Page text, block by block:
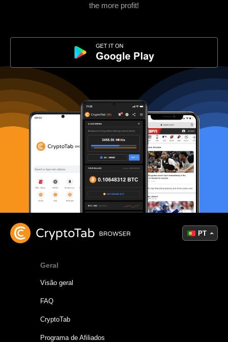
the more profit!
Geral
Visão geral
FAQ
CryptoTab
Programa de Afiliados
PT